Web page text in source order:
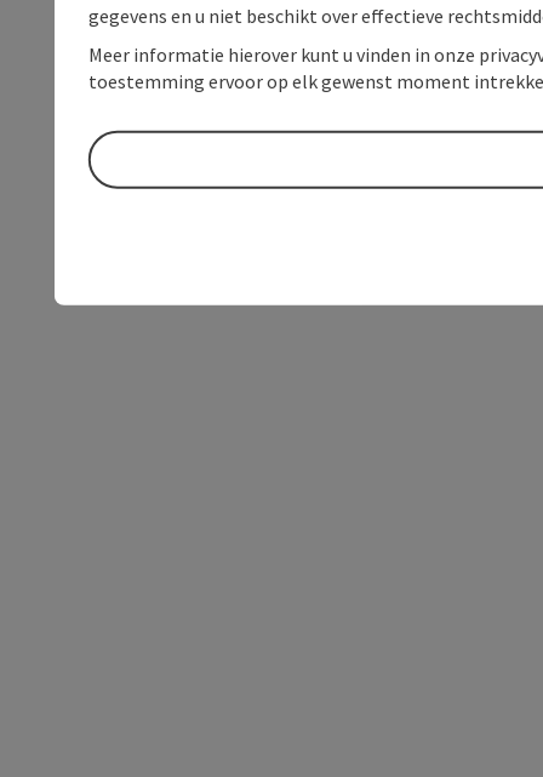
gegevens en u niet beschikt over effectieve
Meer informatie hierover kunt u vinden in onze
toestemming ervoor op elk gewenst moment